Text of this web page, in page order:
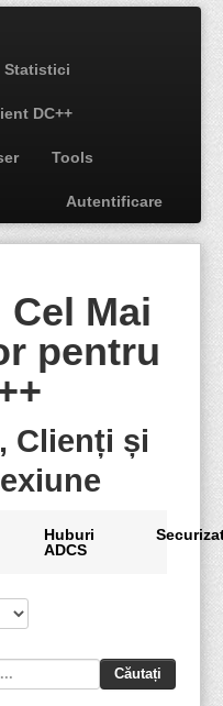
Statistici
DC++
Tools
Autentificare
Mai
pentru
Clienți și
Huburi
ADCS
Căutați